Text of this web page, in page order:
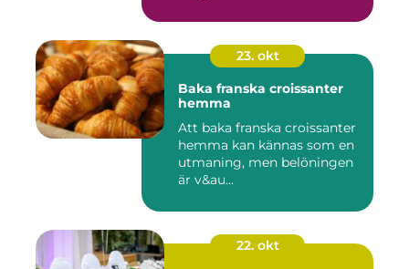
23. okt
Baka franska croissanter
hemma
Att baka franska croissanter
hemma kan kännas som en
utmaning, men belöningen
är v&au...
22. okt